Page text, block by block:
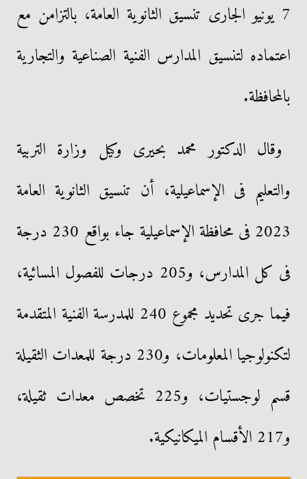
7 يونيو الجارى تنسيق الثانوية العامة، بالتزامن مع
اعتماده لتنسيق المدارس الفنية الصناعية والتجارية
بالمحافظة.
وقال الدكتور محمد بحيرى وكيل وزارة التربية
والتعليم فى الإسماعيلية، أن تنسيق الثانوية العامة
2023 فى محافظة الإسماعيلية جاء بواقع 230 درجة
فى كل المدارس، و205 درجات للفصول المسائية،
فيما جرى تحديد مجموع 240 للمدرسة الفنية المتقدمة
لتكنولوجيا المعلومات، و230 درجة للمعدات الثقيلة
قسم لوجستيات، و225 تخصص معدات ثقيلة،
و217 الأقسام الميكانيكية.